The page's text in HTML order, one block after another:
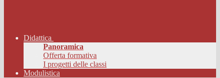
Didattica
Panoramica
Offerta formativa
I progetti delle classi
Modulistica